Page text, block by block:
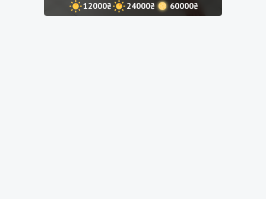
12000₴ 24000₴ 60000₴